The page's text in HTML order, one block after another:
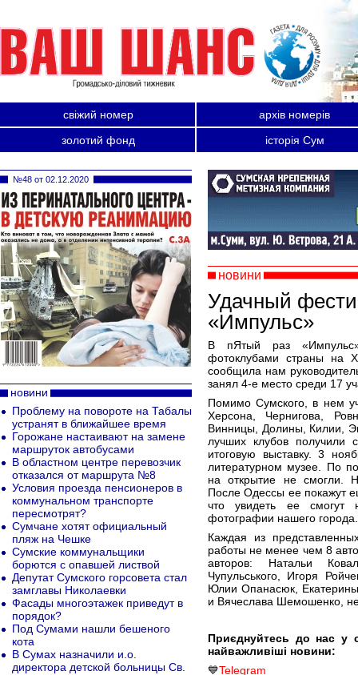
свіжий номер
архів номерів
золотий фонд
історія Сум
новини
Удачный
«Импульс»
В пЯтый раз
фотоклубами страны на
сообщила нам
занял 4-е место среди 17
Помимо Сумского, в нем
Херсона, Чернигова,
Винницы, Долины, Килии,
лучших клубов получили
итоговую выставку. 3
литературном музее. По
на открытие не смогли.
После Одессы ее покажут
что увидеть ее смогут
фотографии нашего города.
Каждая из
работы не менее чем 8
авторов: Натальи
Чупульського, Игоря
Юлии Опанасюк,
и Вячеслава Шемошенко,
Приєднуйтесь до нас у
найважливіші новини:
💙Telegram
№48 от 02.12.2020
новини
Проблему на повороте на Табалы
устранят в ближайшее время
Горожане настаивают на замене
маршруток автобусами
В областном центре перевозчик
отказался от маршрута №8
Условия проезда пенсионеров в
коммунальном транспорте
пересмотрят?
Сумчане хотят официальный
пляж на Чешке
Сумские коммунальщики
борются с опавшей листвой
Депутат Сумского горсовета стал
замглавы Николаевки
Фасады многоэтажек приведут в
порядок?
Под Сумами нашли бешеного
кота
В Сумах назначили и.о.
директора детской больницы Св.